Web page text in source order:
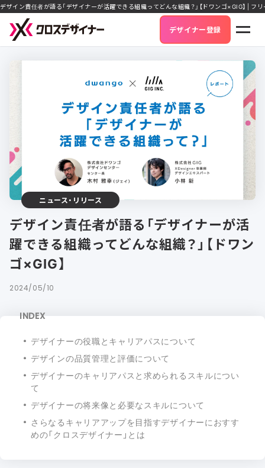
デザイン責任者が語る「デザイナーが活躍できる組織ってどんな組織？」【ドワンゴ×GIG】 | フ
デザイナー登録
ニュース・リリース
デザイン責任者が語る「デザイナーが活
躍できる組織ってどんな組織？」【ドワン
ゴ×GIG】
2024/05/10
INDEX
デザイナーの役職とキャリアパスについて
デザインの品質管理と評価について
デザイナーのキャリアパスと求められるスキルについ
て
デザイナーの将来像と必要なスキルについて
さらなるキャリアアップを目指すデザイナーにおすす
めの「クロスデザイナー」とは